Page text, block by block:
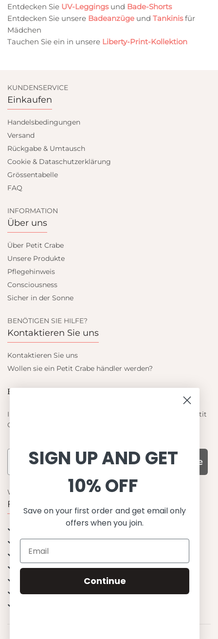
Entdecken Sie UV-Leggings und Bade-Shorts
Entdecken Sie unsere Badeanzüge undTankinisfür
Mädchen
Tauchen Sie ein in unsere Liberty-Print-Kollektion
KUNDENSERVICE
Einkaufen
Handelsbedingungen
Versand
Rückgabe & Umtausch
Cookie & Dataschutzerklärung
Grössentabelle
FAQ
INFORMATION
Über uns
Über Petit Crabe
Unsere Produkte
Pflegehinweis
Consciousness
Sicher in der Sonne
BENÖTIGEN SIE HILFE?
Kontaktieren Sie uns
Kontaktieren Sie uns
Wollen sie ein Petit Crabe händler werden?
Blieb auf dem laufenden
Informieren Sie sich über die neuesten Angebote von Petit
Crabe
Subscribe
WARUM UNS WÄHLEN
Funktion, Qualität und Design
OEKO-TEX® zertifiziertes Stoffe
Materialien von bester Qualität
Stilvoll & Anspruchsvoll
Angenehm zu tragen
Mix&Match - Endlose Kombinationen
SIGN UP AND GET
10% OFF
Save on your first order and get email only
offers when you join.
Continue